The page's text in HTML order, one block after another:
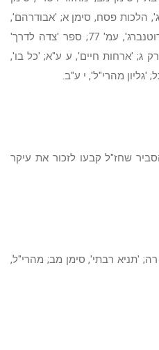
הלכות פסח, סימן א; 'אבודרהם',
עז ע"א; 'מנהגים דבי מהר"ם מרוטנברג', עמ' 77; ספר 'צדה לדרך'
ג; 'ארחות חיים', ע ע"א; 'כל בו',
'גליון מהרי"ל', י ע"ב.
שחז"ל קבעו לזכור את עיקר
'תניא רבתי', סימן מב; מהרי"ל,